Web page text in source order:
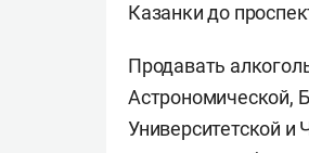
Казанки до
Продавать
Астрономической,
Университетской и